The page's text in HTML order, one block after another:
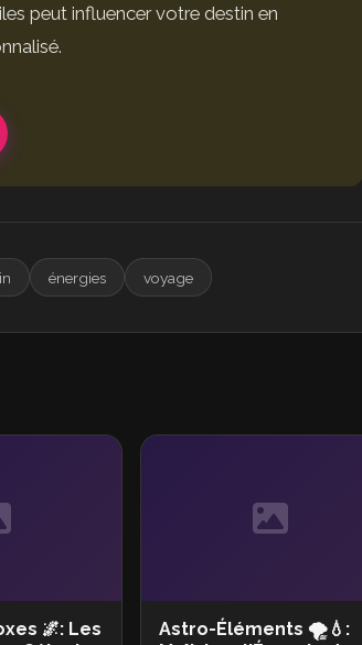
peut influencer votre destin en
énergies voyage
🌌: Les
Astro-Éléments 🌪️💧: